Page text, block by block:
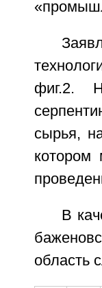
фиг.2.
сырья,
котором
В
область